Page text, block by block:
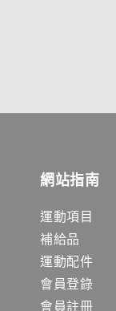
網站指南
運動項目
補給品
運動配件
會員登錄
會員註冊